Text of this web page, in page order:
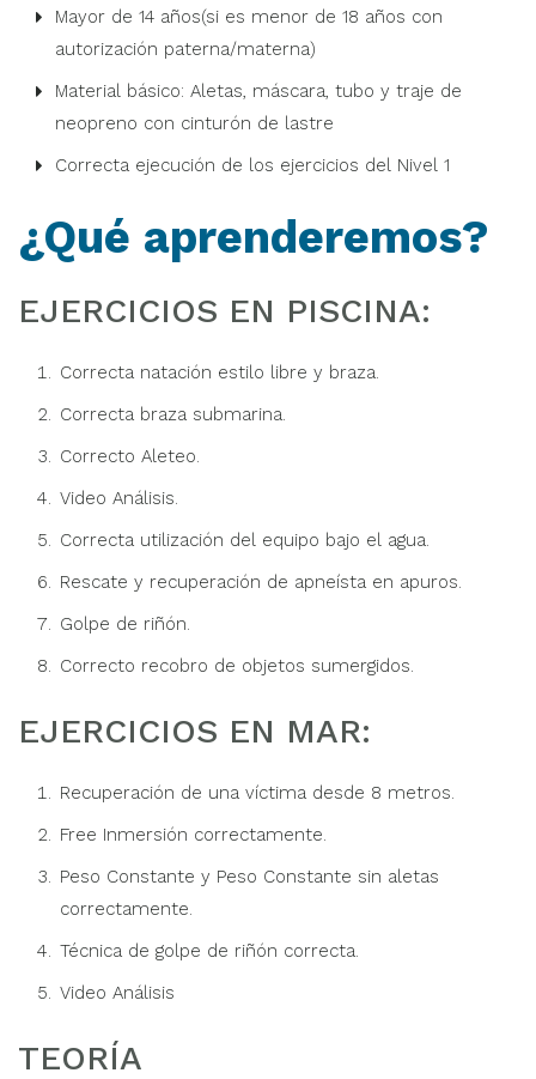
Mayor de 14 años(si es menor de 18 años con
autorización paterna/materna)
Material básico: Aletas, máscara, tubo y traje de
neopreno con cinturón de lastre
Correcta ejecución de los ejercicios del Nivel 1
¿Qué aprenderemos?
EJERCICIOS EN PISCINA:
Correcta natación estilo libre y braza.
Correcta braza submarina.
Correcto Aleteo.
Video Análisis.
Correcta utilización del equipo bajo el agua.
Rescate y recuperación de apneísta en apuros.
Golpe de riñón.
Correcto recobro de objetos sumergidos.
EJERCICIOS EN MAR:
Recuperación de una víctima desde 8 metros.
Free Inmersión correctamente.
Peso Constante y Peso Constante sin aletas
correctamente.
Técnica de golpe de riñón correcta.
Video Análisis
TEORÍA